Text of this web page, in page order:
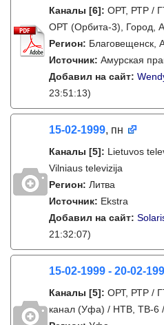
Каналы [6]: ОРТ, РТР /
ОРТ (Орбита-3), Город,
Регион: Благовещенск,
Источник: Амурская
Добавил на сайт:
23:51:13)
15-02-1999, пн
Каналы [5]: Lietuvos
Vilniaus televizija
Регион: Литва
Источник: Ekstra
Добавил на сайт:
21:32:07)
15-02-1999 - 20-02-
Каналы [5]: ОРТ, РТР /
канал (Уфа) / НТВ, ТВ-6